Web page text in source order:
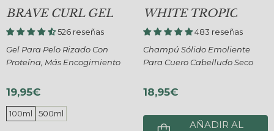
BRAVE CURL GEL
526 reseñas
Gel Para Pelo Rizado Con
Proteína, Más Encogimiento
19,95€
100ml 500ml
WHITE TROPIC
483 reseñas
Champú Sólido Emoliente
Para Cuero Cabelludo Seco
18,95€
AÑADIR AL